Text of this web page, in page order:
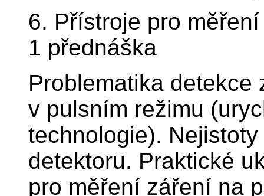
6. Přístroje pro
1 přednáška
Problematika
v pulsním režimu
technologie).
detektoru. Praktické
pro měření záření na